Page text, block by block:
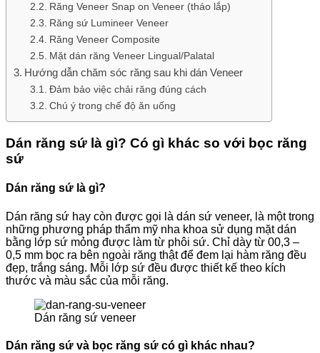
Răng Veneer Snap on Veneer (tháo lắp)
Răng sứ Lumineer Veneer
Răng Veneer Composite
Mặt dán răng Veneer Lingual/Palatal
Hướng dẫn chăm sóc răng sau khi dán Veneer
Đảm bảo việc chải răng đúng cách
Chú ý trong chế độ ăn uống
Dán răng sứ là gì? Có gì khác so với bọc răng
sứ
Dán răng sứ là gì?
Dán răng sứ hay còn được gọi là dán sứ veneer, là một trong
những phương pháp thẩm mỹ nha khoa sử dụng mặt dán
bằng lớp sứ mỏng được làm từ phôi sứ. Chỉ dày từ 00,3 –
0,5 mm bọc ra bên ngoài răng thật để đem lại hàm răng đều
đẹp, trắng sáng. Mỗi lớp sứ đều được thiết kế theo kích
thước và màu sắc của mỗi răng.
Dán răng sứ veneer
Dán răng sứ và bọc răng sứ có gì khác nhau?